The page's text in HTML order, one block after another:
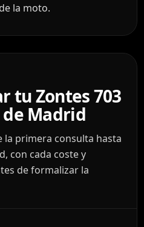
la moto.
tu Zontes 703
de Madrid
la primera consulta hasta
con cada coste y
de formalizar la